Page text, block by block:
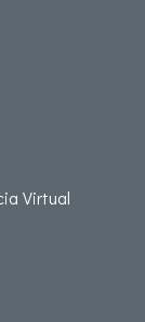
Virtual